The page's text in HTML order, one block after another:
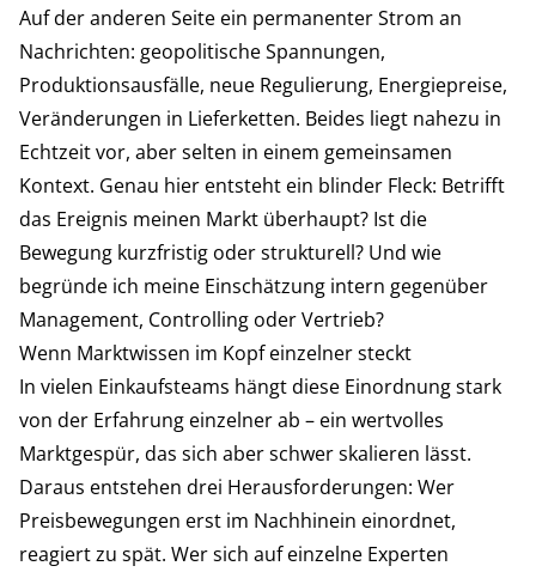
Auf der anderen Seite ein permanenter Strom an
Nachrichten: geopolitische Spannungen,
Produktionsausfälle, neue Regulierung, Energiepreise,
Veränderungen in Lieferketten. Beides liegt nahezu in
Echtzeit vor, aber selten in einem gemeinsamen
Kontext. Genau hier entsteht ein blinder Fleck: Betrifft
das Ereignis meinen Markt überhaupt? Ist die
Bewegung kurzfristig oder strukturell? Und wie
begründe ich meine Einschätzung intern gegenüber
Management, Controlling oder Vertrieb?
Wenn Marktwissen im Kopf einzelner steckt
In vielen Einkaufsteams hängt diese Einordnung stark
von der Erfahrung einzelner ab – ein wertvolles
Marktgespür, das sich aber schwer skalieren lässt.
Daraus entstehen drei Herausforderungen: Wer
Preisbewegungen erst im Nachhinein einordnet,
reagiert zu spät. Wer sich auf einzelne Experten